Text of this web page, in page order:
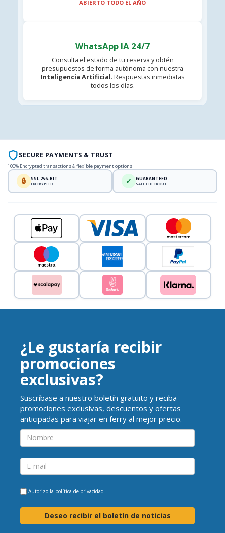
ABIERTO TODO EL AÑO
WhatsApp IA 24/7
Consulta el estado de tu reserva y obtén
presupuestos de forma autónoma con nuestra
Inteligencia Artificial. Respuestas inmediatas
todos los días.
SECURE PAYMENTS & TRUST
100% Encrypted transactions & flexible payment options
🔒 SSL 256-BIT
ENCRYPTED ✓ GUARANTEED
SAFE CHECKOUT
¿Le gustaría recibir
promociones
exclusivas?
Suscríbase a nuestro boletín gratuito y reciba
promociones exclusivas, descuentos y ofertas
anticipadas para viajar en ferry al mejor precio.
Autorizo la política de privacidad
Deseo recibir el boletín de noticias